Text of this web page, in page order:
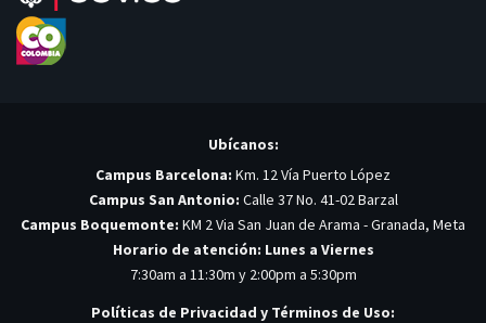
Ubícanos:
Campus Barcelona: Km. 12 Vía Puerto López
Campus San Antonio: Calle 37 No. 41-02 Barzal
Campus Boquemonte: KM 2 Via San Juan de Arama - Granada, Meta
Horario de atención: Lunes a Viernes
7:30am a 11:30m y 2:00pm a 5:30pm
Políticas de Privacidad y Términos de Uso: